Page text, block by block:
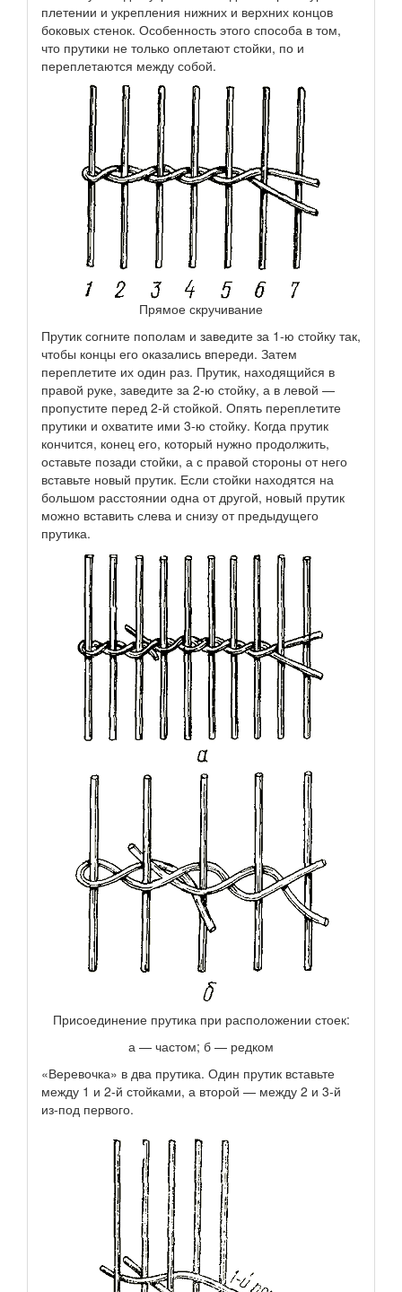
плетении и укрепления нижних и верхних концов
боковых стенок. Особенность этого способа в том,
что прутики не только оплетают стойки, по и
переплетаются между собой.
Прямое скручивание
Прутик согните пополам и заведите за 1-ю стойку так,
чтобы концы его оказались впереди. Затем
переплетите их один раз. Прутик, находящийся в
правой руке, заведите за 2-ю стойку, а в левой —
пропустите перед 2-й стойкой. Опять переплетите
прутики и охватите ими 3-ю стойку. Когда прутик
кончится, конец его, который нужно продолжить,
оставьте позади стойки, а с правой стороны от него
вставьте новый прутик. Если стойки находятся на
большом расстоянии одна от другой, новый прутик
можно вставить слева и снизу от предыдущего
прутика.
Присоединение прутика при расположении стоек:
а — частом; б — редком
«Веревочка» в два прутика. Один прутик вставьте
между 1 и 2-й стойками, а второй — между 2 и 3-й
из-под первого.